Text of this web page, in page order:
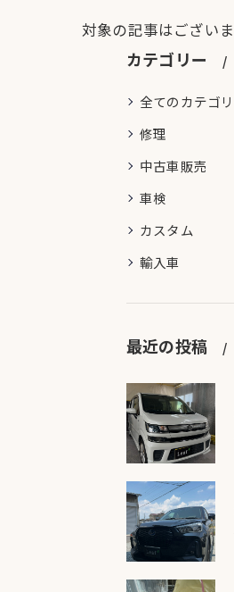
対象の記事はござい
カテゴリー
全てのカテゴ
修理
中古車販売
車検
カスタム
輸入車
最近の投稿